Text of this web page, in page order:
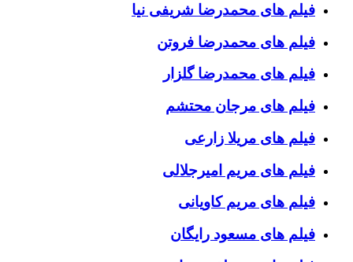
فیلم های محمدرضا شریفی نیا
فیلم های محمدرضا فروتن
فیلم های محمدرضا گلزار
فیلم های مرجان محتشم
فیلم های مریلا زارعی
فیلم های مریم امیرجلالی
فیلم های مریم کاویانی
فیلم های مسعود رایگان